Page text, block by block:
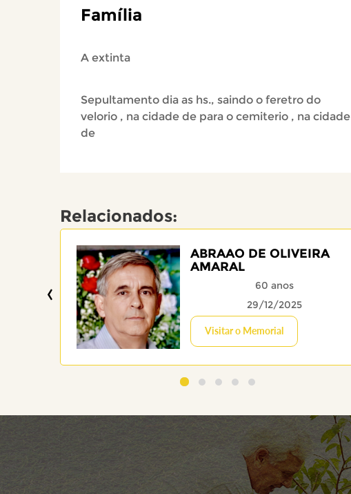
Família
A extinta
Sepultamento dia as hs., saindo o feretro do
velorio , na cidade de para o cemiterio , na cidade
de
Relacionados:
ABRAAO DE OLIVEIRA
AMARAL
60 anos
29/12/2025
Visitar o Memorial
‹